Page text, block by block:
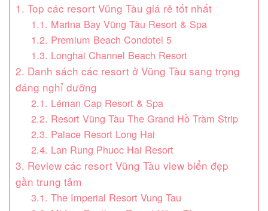
1. Top các resort Vũng Tàu giá rẻ tốt nhất
1.1. Marina Bay Vũng Tàu Resort & Spa
1.2. Premium Beach Condotel 5
1.3. Longhai Channel Beach Resort
2. Danh sách các resort ở Vũng Tàu sang trọng
đáng nghỉ dưỡng
2.1. Léman Cap Resort & Spa
2.2. Resort Vũng Tàu The Grand Hồ Tràm Strip
2.3. Palace Resort Long Hai
2.4. Lan Rung Phuoc Hai Resort
3. Review các resort Vũng Tàu view biển đẹp
gần trung tâm
3.1. The Imperial Resort Vung Tau